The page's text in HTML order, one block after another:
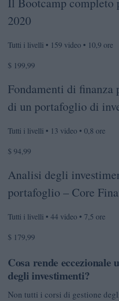
2020
Tutti i livelli • 159 video • 10,9 ore
$ 199,99
Fondamenti di finanza
di un portafoglio di
Tutti i livelli • 13 video • 0,8 ore
$ 94,99
Analisi degli
portafoglio – Core
Tutti i livelli • 44 video • 7,5 ore
$ 179,99
Cosa rende eccezionale
degli investimenti?
Non tutti i corsi di gestione